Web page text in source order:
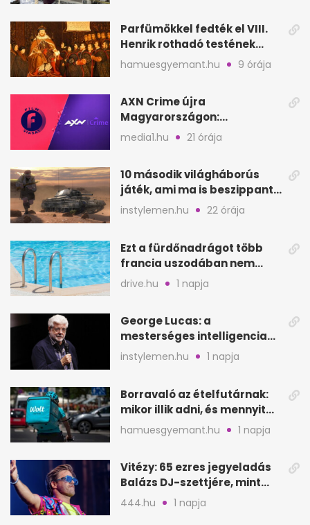
Parfümökkel fedték el VIII.
Henrik rothadó testének
szagát
hamuesgyemant.hu 9 órája
AXN Crime újra
Magyarországon:
szeptembertől a Viasat Film
media1.hu 21 órája
10 második világháborús
játék, ami ma is beszippant
a képernyő elé
instylemen.hu 22 órája
Ezt a fürdőnadrágot több
francia uszodában nem
fogadják el
drive.hu 1 napja
George Lucas: a
mesterséges intelligencia
lehet Hollywood következő
lépése
instylemen.hu 1 napja
Borravaló az ételfutárnak:
mikor illik adni, és mennyit
rendeléskor?
hamuesgyemant.hu 1 napja
Vitézy: 65 ezres jegyeladás
Balázs DJ-szettjére, mint
metró nélküli Puskás-meccs
444.hu 1 napja